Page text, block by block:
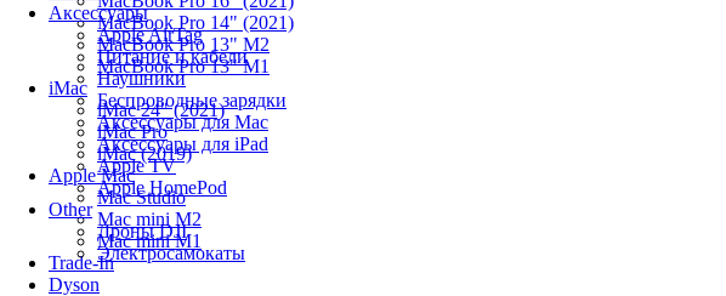
Аксессуары
Apple AirTag
Питание и кабели
Наушники
Беспроводные зарядки
Аксессуары для Mac
Аксессуары для iPad
Apple TV
Apple HomePod
Other
Дроны DJI
Электросамокаты
MacBook Pro 14" (2021)
MacBook Pro 13" M2
MacBook Pro 13" M1
iMac
iMac 24" (2021)
iMac Pro
iMac (2019)
Apple Mac
Mac Studio
Mac mini M2
Mac mini M1
Trade-In
Dyson